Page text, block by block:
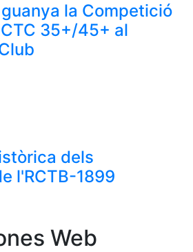
la Competició
35+/45+ al
dels
l'RCTB-1899
Web